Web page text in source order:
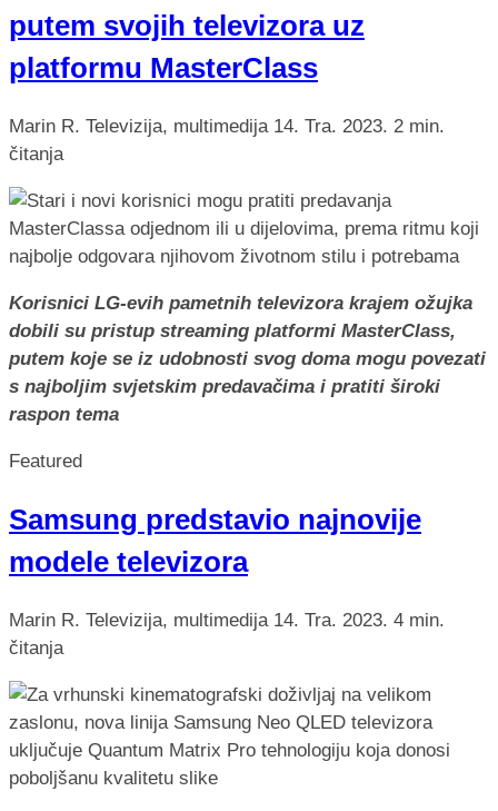
putem svojih televizora uz
platformu MasterClass
Marin R. Televizija, multimedija 14. Tra. 2023. 2 min.
čitanja
Korisnici LG-evih pametnih televizora krajem ožujka
dobili su pristup streaming platformi MasterClass,
putem koje se iz udobnosti svog doma mogu povezati
s najboljim svjetskim predavačima i pratiti široki
raspon tema
Featured
Samsung predstavio najnovije
modele televizora
Marin R. Televizija, multimedija 14. Tra. 2023. 4 min.
čitanja